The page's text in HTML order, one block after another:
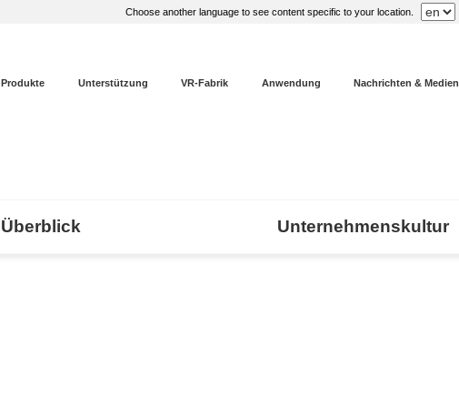
Choose another language to see content specific to your location.
Produkte Unterstützung VR-Fabrik Anwendung Nachrichten & Medien
Überblick Unternehmenskultur